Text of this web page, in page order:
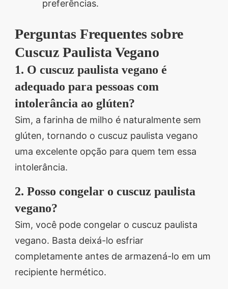
preferências.
Perguntas Frequentes sobre
Cuscuz Paulista Vegano
1. O cuscuz paulista vegano é
adequado para pessoas com
intolerância ao glúten?
Sim, a farinha de milho é naturalmente sem
glúten, tornando o cuscuz paulista vegano
uma excelente opção para quem tem essa
intolerância.
2. Posso congelar o cuscuz paulista
vegano?
Sim, você pode congelar o cuscuz paulista
vegano. Basta deixá-lo esfriar
completamente antes de armazená-lo em um
recipiente hermético.